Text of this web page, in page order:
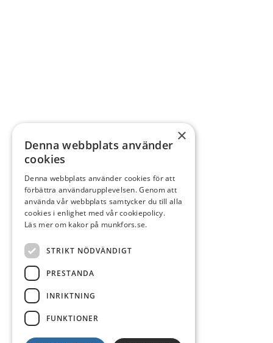
×
Denna webbplats använder
cookies
Denna webbplats använder cookies för att
förbättra användarupplevelsen. Genom att
använda vår webbplats samtycker du till alla
cookies i enlighet med vår cookiepolicy.
Läs mer om kakor på munkfors.se.
STRIKT NÖDVÄNDIGT
PRESTANDA
INRIKTNING
FUNKTIONER